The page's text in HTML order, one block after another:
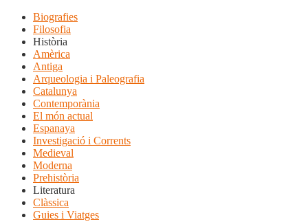
Biografies
Filosofia
Història
Amèrica
Antiga
Arqueologia i Paleografia
Catalunya
Contemporània
El món actual
Espanaya
Investigació i Corrents
Medieval
Moderna
Prehistòria
Literatura
Clàssica
Guies i Viatges